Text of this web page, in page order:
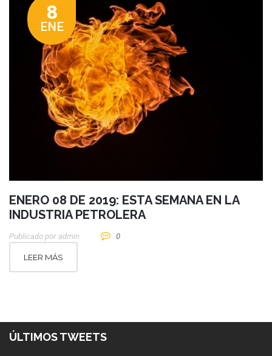
8
ENE
ENERO 08 DE 2019: ESTA SEMANA EN LA
INDUSTRIA PETROLERA
Publicado por Admin 0
LEER MÁS
ÚLTIMOS TWEETS